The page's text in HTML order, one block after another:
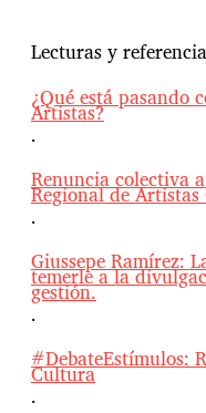
Lecturas y
¿Qué está pasando
Artistas?
.
Renuncia colectiva
Regional de
.
Giussepe Ramírez:
temerle a la
gestión.
.
#DebateEstímulos:
Cultura
.